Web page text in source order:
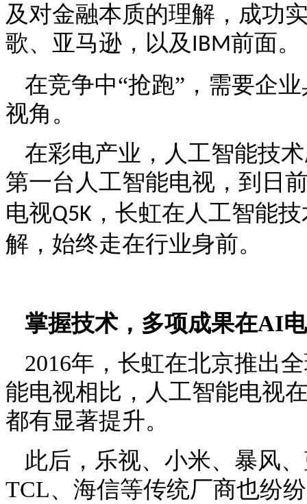
及对金融本质的理解，成功
歌、亚马逊，以及 IBM前面。
在竞争中“抢跑”，需要企
视角。
在彩电产业，人工智能技
第一台人工智能电视，到日
电视Q5K ，长虹在人工智能
解，始终走在行业身前。
掌握技术，多项成果在AI
2016年，长虹在北京推出
能电视相比，人工智能电视
都有显著提升。
此后，乐视、小米、暴风
TCL、海信等传统厂商也纷